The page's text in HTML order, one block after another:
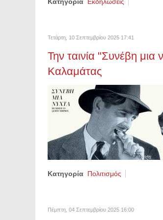
Τετάρτη, 10 Σεπτεμβρίου 2025 17:41
Την ταινία "Συνέβη
Καλαμάτας
Κατηγορία Πολιτισμός
Πέμπτη, 04 Σεπτεμβρίου 2025 16:00